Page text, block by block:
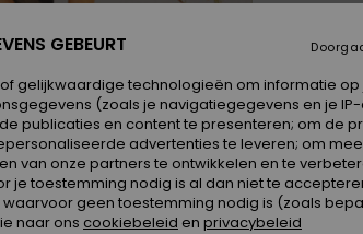
XS
GEBEURT
gelijkwaardige technologieën om informatie
(zoals je navigatiegegevens en je
publicaties en content te presenteren; om de
advertenties te leveren; om
van onze partners te ontwikkelen en te
je toestemming nodig is al dan niet te
geen toestemming nodig is (zoals
naar ons cookiebeleid en privacybeleid